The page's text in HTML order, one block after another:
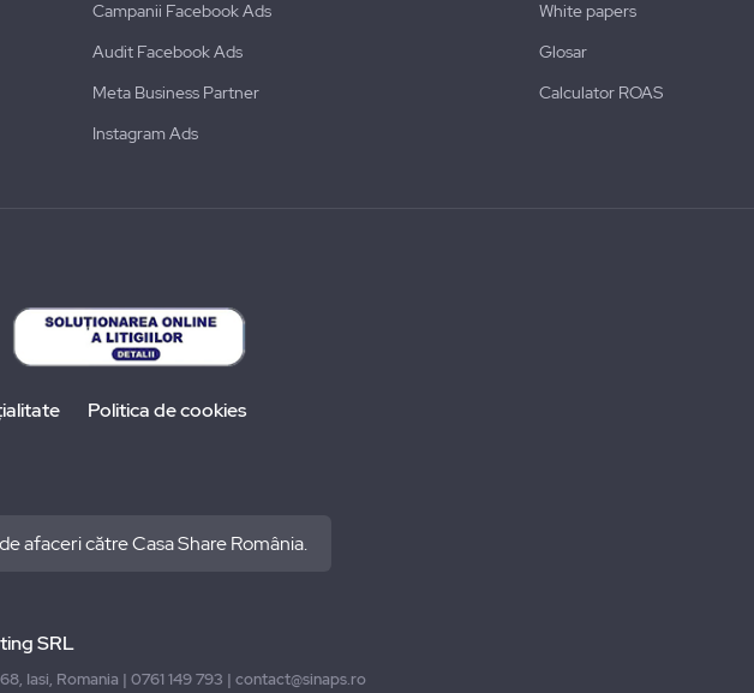
Campanii Facebook Ads
Audit Facebook Ads
Meta Business Partner
Instagram Ads
White papers
Glosar
Calculator ROAS
Politica de cookies
afaceri către Casa Share România.
SRL
Iasi, Romania | 0761 149 793 | contact@sinaps.ro